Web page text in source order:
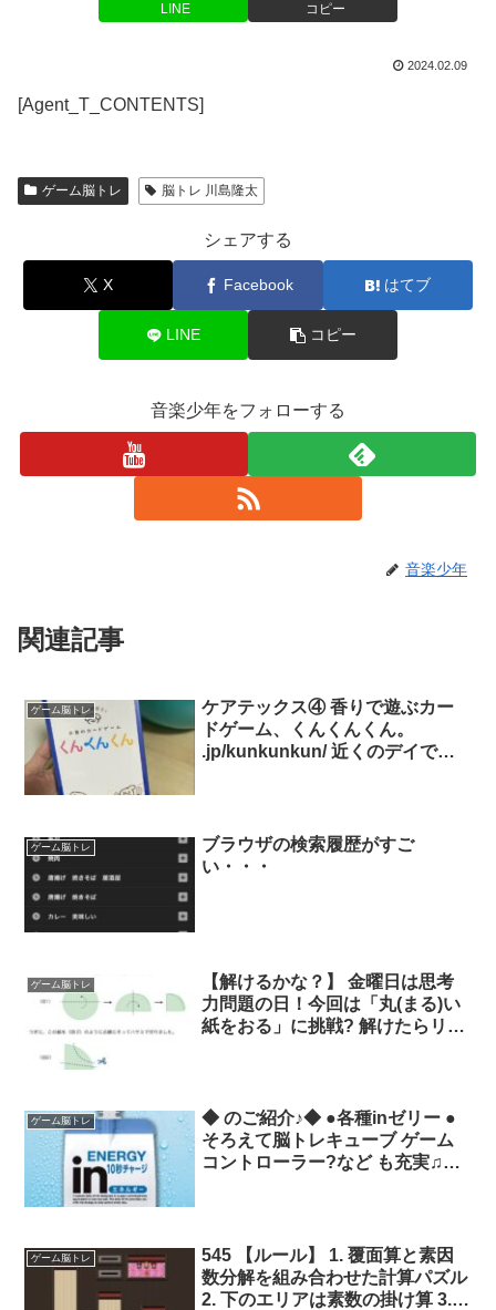
LINE コピー
2024.02.09
[Agent_T_CONTENTS]
ゲーム脳トレ 脳トレ 川島隆太
シェアする
X Facebook はてブ
LINE コピー
音楽少年をフォローする
音楽少年
関連記事
ゲーム脳トレ
ケアテックス④ 香りで遊ぶカー
ドゲーム、くんくんくん。
.jp/kunkunkun/ 近くのデイで空
ってるおばあさんがいて、これは
一緒にやってみませんかと言えそ
ゲーム脳トレ
ブラウザの検索履歴がすご
い・・・
ゲーム脳トレ
【解けるかな？】 金曜日は思考
力問題の日！今回は「丸(まる)い
紙をおる」に挑戦? 解けたらリツ
ゲーム脳トレ
◆ のご紹介♪◆ ●各種inゼリー ●
そろえて脳トレキューブ ゲーム
コントローラー?など も充実♫✨
ゲーム脳トレ
545 【ルール】 1. 覆面算と素因
数分解を組み合わせた計算パズル
2. 下のエリアは素数の掛け算 3.